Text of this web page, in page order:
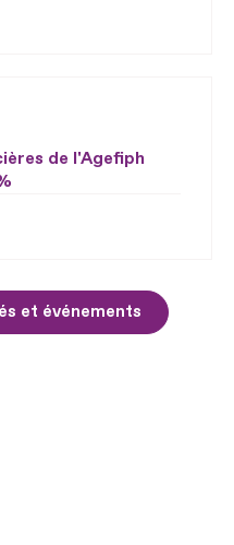
de l'Agefiph
et événements